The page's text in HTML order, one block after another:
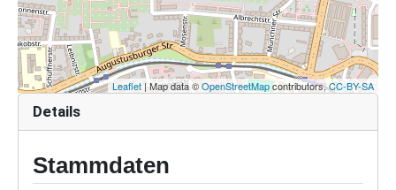
Leaflet | Map data ©OpenStreetMapcontributors,CC-BY-SA
Details
Stammdaten